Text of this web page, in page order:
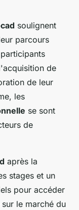
soulignent
parcours
de
de leur
les
se sont
de
après la
stages et un
pour accéder
le marché du